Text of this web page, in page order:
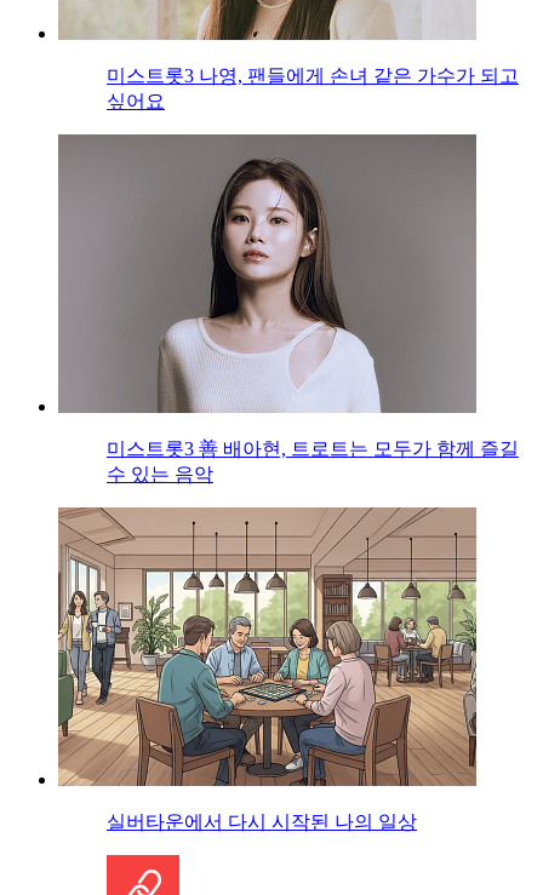
미스트롯3 나영, 팬들에게 손녀 같은 가수가 되고
싶어요
미스트롯3 善 배아현, 트로트는 모두가 함께 즐길
수 있는 음악
실버타운에서 다시 시작된 나의 일상